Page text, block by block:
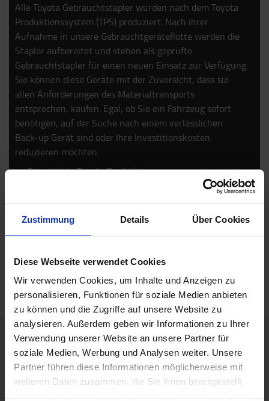
Zustimmung Details Über Cookies
Diese Webseite verwendet Cookies
Wir verwenden Cookies, um Inhalte und Anzeigen zu
personalisieren, Funktionen für soziale Medien anbieten
zu können und die Zugriffe auf unsere Website zu
analysieren. Außerdem geben wir Informationen zu Ihrer
Verwendung unserer Website an unsere Partner für
soziale Medien, Werbung und Analysen weiter. Unsere
Partner führen diese Informationen möglicherweise mit
weiteren Daten zusammen, die Sie ihnen bereitgestellt
Alle Toyota Gebrauchtstapler wurden nach dem Toyota
Produktionssystem (TPS) produziert. Nach ihrer
Aufnahme in unsere Gebrauchtgeräteflotte werden die
Stapler aufbereitet und stehen als geprüfte
Gebrauchtstapler für einen neuen Einsatz zur Verfügung.
Sie können diese Geräte mit der Zuversicht, dass sie
allen Anforderungen des Materialtransports
entsprechen, kaufen. Egal, ob Sie ein Fahrzeug sofort
benötigen, auf der Suche nach einem verlässlichen
Back-up Gerät sind oder Ihre Investitionskosten
reduzieren möchten.
Garantierte Toyota Qualität
ENTDECKEN SIE MEHR
Das Unternehmen
Darum Toyota!